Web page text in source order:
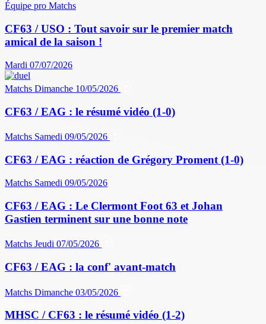
Équipe pro Matchs
CF63 / USO : Tout savoir sur le premier match
amical de la saison !
Mardi 07/07/2026
Matchs Dimanche 10/05/2026
CF63 / EAG : le résumé vidéo (1-0)
Matchs Samedi 09/05/2026
CF63 / EAG : réaction de Grégory Proment (1-0)
Matchs Samedi 09/05/2026
CF63 / EAG : Le Clermont Foot 63 et Johan
Gastien terminent sur une bonne note
Matchs Jeudi 07/05/2026
CF63 / EAG : la conf' avant-match
Matchs Dimanche 03/05/2026
MHSC / CF63 : le résumé vidéo (1-2)